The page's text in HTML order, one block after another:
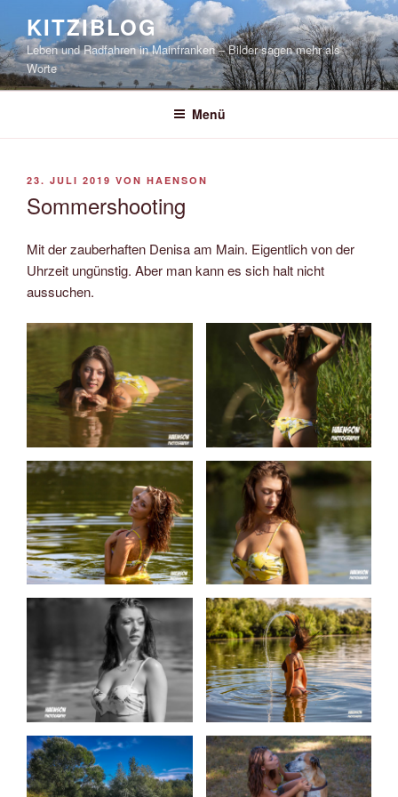
springen
KITZIBLOG
Leben und Radfahren in Mainfranken – Bilder sagen mehr als
Worte
Menü
VERÖFFENTLICHT
23. JULI 2019 VON HAENSON
Sommershooting
Mit der zauberhaften Denisa am Main. Eigentlich von der
Uhrzeit ungünstig. Aber man kann es sich halt nicht
aussuchen.